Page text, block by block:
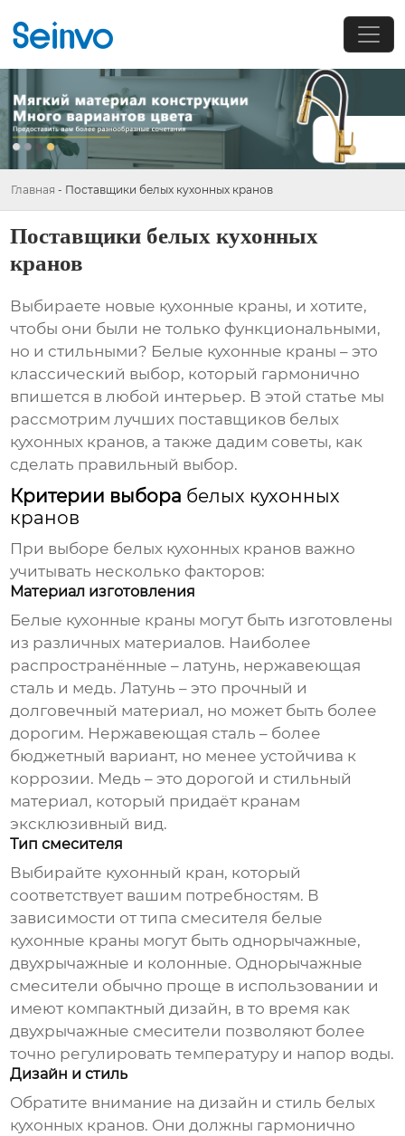
Главная - Поставщики белых кухонных кранов
Поставщики белых кухонных
кранов
Выбираете новые кухонные краны, и хотите,
чтобы они были не только функциональными,
но и стильными? Белые кухонные краны – это
классический выбор, который гармонично
впишется в любой интерьер. В этой статье мы
рассмотрим лучших поставщиков белых
кухонных кранов, а также дадим советы, как
сделать правильный выбор.
Критерии выбора белых кухонных
кранов
При выборе белых кухонных кранов важно
учитывать несколько факторов:
Материал изготовления
Белые кухонные краны могут быть изготовлены
из различных материалов. Наиболее
распространённые – латунь, нержавеющая
сталь и медь. Латунь – это прочный и
долговечный материал, но может быть более
дорогим. Нержавеющая сталь – более
бюджетный вариант, но менее устойчива к
коррозии. Медь – это дорогой и стильный
материал, который придаёт кранам
эксклюзивный вид.
Тип смесителя
Выбирайте кухонный кран, который
соответствует вашим потребностям. В
зависимости от типа смесителя белые
кухонные краны могут быть однорычажные,
двухрычажные и колонные. Однорычажные
смесители обычно проще в использовании и
имеют компактный дизайн, в то время как
двухрычажные смесители позволяют более
точно регулировать температуру и напор воды.
Дизайн и стиль
Обратите внимание на дизайн и стиль белых
кухонных кранов. Они должны гармонично